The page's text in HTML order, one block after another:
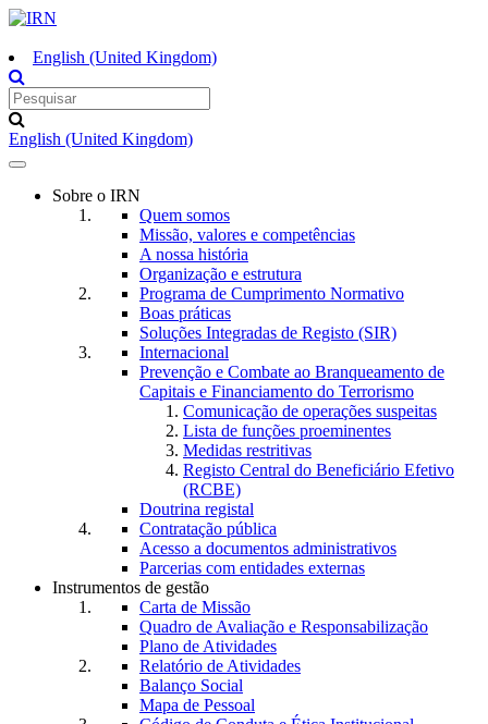
English (United Kingdom)
English (United Kingdom)
Toggle
navigationSobre o IRN
Quem somos
Missão, valores e competências
A nossa história
Organização e estrutura
Programa de Cumprimento Normativo
Boas práticas
Soluções Integradas de Registo (SIR)
Internacional
Prevenção e Combate ao Branqueamento de
Capitais e Financiamento do Terrorismo
Comunicação de operações suspeitas
Lista de funções proeminentes
Medidas restritivas
Registo Central do Beneficiário Efetivo
(RCBE)
Doutrina registal
Contratação pública
Acesso a documentos administrativos
Parcerias com entidades externas
Instrumentos de gestão
Carta de Missão
Quadro de Avaliação e Responsabilização
Plano de Atividades
Relatório de Atividades
Balanço Social
Mapa de Pessoal